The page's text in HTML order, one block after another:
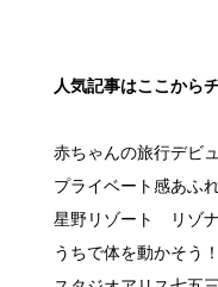
人気記事はここから
赤ちゃんの旅行デビ
プライベート感あふ
星野リゾート リゾナ
うちで体を動かそう